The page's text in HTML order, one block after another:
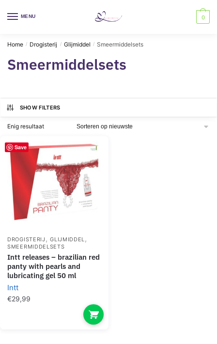
MENU 0
Home / Drogisterij / Glijmiddel / Smeermiddelsets
Smeermiddelsets
SHOW FILTERS
Enig resultaat
Save
DROGISTERIJ ,GLIJMIDDEL,
SMEERMIDDELSETS
intt releases – brazilian red
panty with pearls and
lubricating gel 50 ml
Intt
€29,99